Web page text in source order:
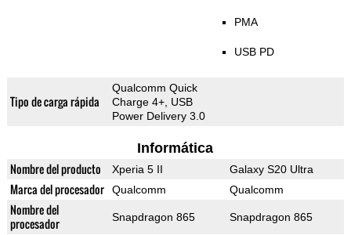
PMA
USB PD
Tipo de carga rápida
Qualcomm Quick
Charge 4+, USB
Power Delivery 3.0
Informática
Nombre del producto Xperia 5 II Galaxy S20 Ultra
Marca del procesador Qualcomm Qualcomm
Nombre del
procesador
Snapdragon 865 Snapdragon 865